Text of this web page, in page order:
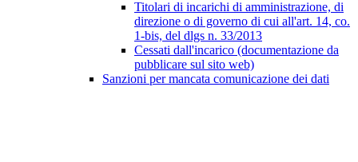
Titolari di incarichi di amministrazione, di
direzione o di governo di cui all'art. 14, co.
1-bis, del dlgs n. 33/2013
Cessati dall'incarico (documentazione da
pubblicare sul sito web)
Sanzioni per mancata comunicazione dei dati